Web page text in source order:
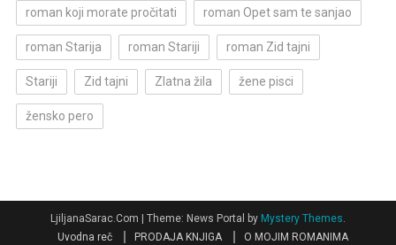
roman koji morate pročitati roman Opet sam te sanjao
roman Starija roman Stariji roman Zid tajni
Stariji Zid tajni Zlatna žila žene pisci
žensko pero
LjiljanaSarac.Com | Theme: News Portal by Mystery Themes.
Uvodna reč
PRODAJA KNJIGA O MOJIM ROMANIMA